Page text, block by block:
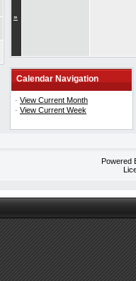
»
Calendar Navigation
· View Current Month
· View Current Week
Powered